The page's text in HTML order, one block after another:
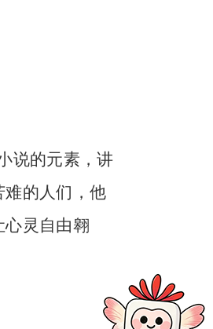
说的元素，讲
难的人们，他
灵自由翱